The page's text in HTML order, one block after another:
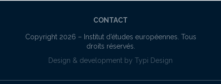
CONTACT
Copyright 2026 – Institut d’études européennes . Tous
droits réservés.
Design & development by Typi Design